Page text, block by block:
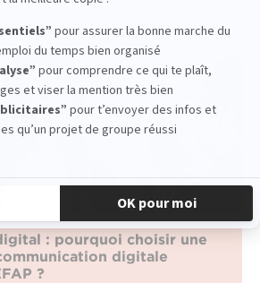
: pourquoi choisir une
digitale
?